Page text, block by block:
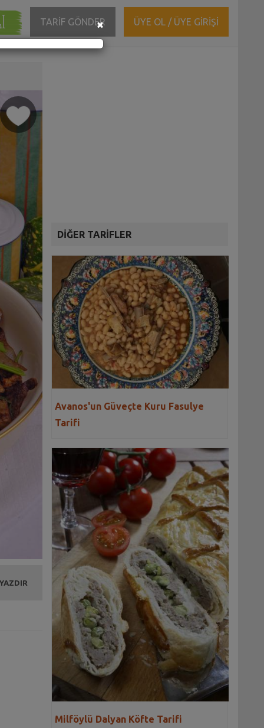
TARİF GÖNDER ÜYE OL / ÜYE GİRİŞİ
DİĞER TARİFLER
Avanos'un Güveçte Kuru Fasulye
Tarifi
Milföylü Dalyan Köfte Tarifi
×Close